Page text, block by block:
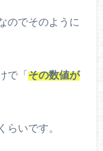
のでそのように
で「その数値が
いです。